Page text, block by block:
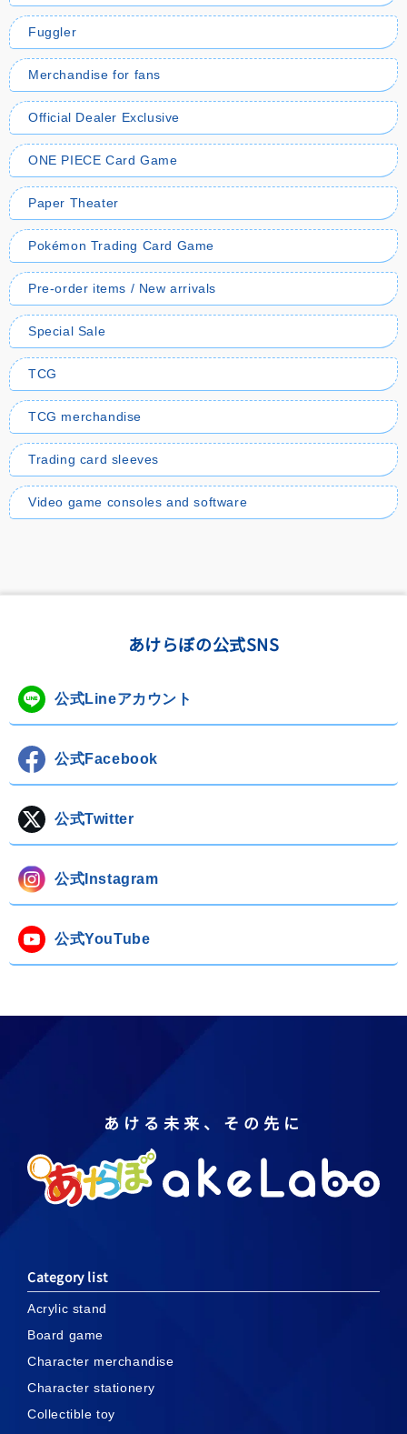
Fuggler
Merchandise for fans
Official Dealer Exclusive
ONE PIECE Card Game
Paper Theater
Pokémon Trading Card Game
Pre-order items / New arrivals
Special Sale
TCG
TCG merchandise
Trading card sleeves
Video game consoles and software
あけらぼの公式SNS
公式Lineアカウント
公式Facebook
公式Twitter
公式Instagram
公式YouTube
あける未来、その先に
Category list
Acrylic stand
Board game
Character merchandise
Character stationery
Collectible toy